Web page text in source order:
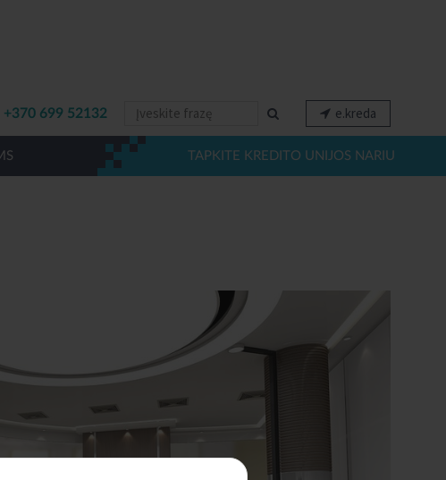
+370 699 52132 e.kreda
TAPKITE KREDITO UNIJOS NARIU